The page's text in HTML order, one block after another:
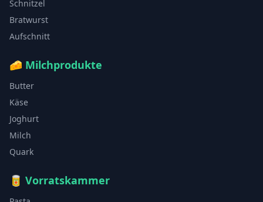
Schnitzel
Bratwurst
Aufschnitt
🧀 Milchprodukte
Butter
Käse
Joghurt
Milch
Quark
🥫 Vorratskammer